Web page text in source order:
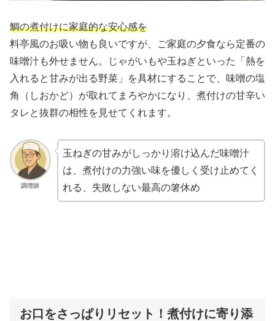
鯛の煮付けに家庭的な安心感を
料亭風のお吸い物も良いですが、ご家庭の夕食なら定番の
味噌汁も外せません。じゃがいもや玉ねぎといった「熱を
入れると甘みが出る野菜」を具材にすることで、味噌の塩
角（しおかど）が取れてまろやかになり、煮付けの甘辛い
タレと抜群の相性を見せてくれます。
調理師
玉ねぎの甘みがしっかり溶け込んだ味噌汁
は、煮付けの力強い味を優しく受け止めてく
れる、失敗しない最高の箸休め
お口をさっぱりリセット！煮付けに寄り添